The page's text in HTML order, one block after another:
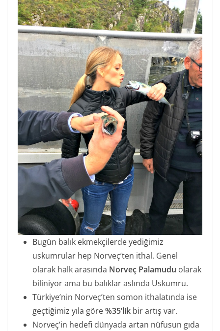
Bugün balık ekmekçilerde yediğimiz
uskumrular hep Norveç’ten ithal. Genel
olarak halk arasında Norveç Palamudu olarak
biliniyor ama bu balıklar aslında Uskumru.
Türkiye’nin Norveç’ten somon ithalatında ise
geçtiğimiz yıla göre%35’lik bir artış var.
Norveç’in hedefi dünyada artan nüfusun gıda